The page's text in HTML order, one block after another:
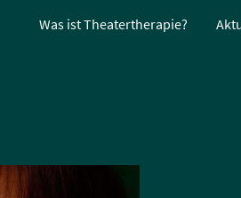
Was ist Theatertherapie?